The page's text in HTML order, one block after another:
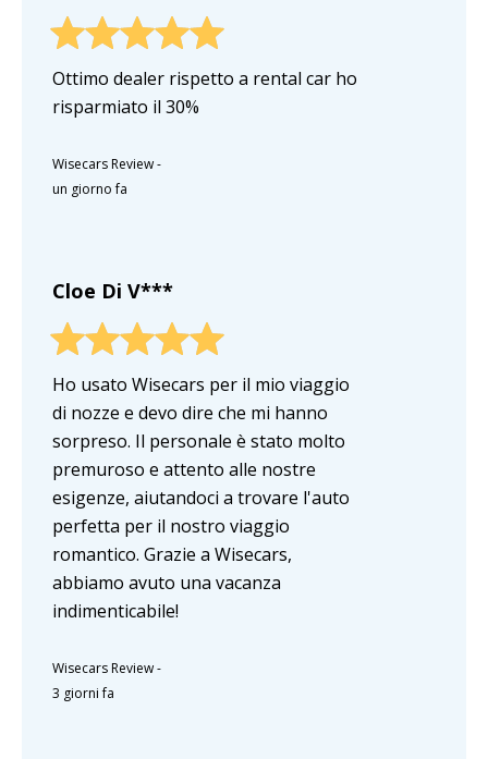
Ottimo dealer rispetto a rental car ho
risparmiato il 30%
Wisecars Review-
un giorno fa
Cloe Di V***
Ho usato Wisecars per il mio viaggio
di nozze e devo dire che mi hanno
sorpreso. Il personale è stato molto
premuroso e attento alle nostre
esigenze, aiutandoci a trovare l'auto
perfetta per il nostro viaggio
romantico. Grazie a Wisecars,
abbiamo avuto una vacanza
indimenticabile!
Wisecars Review-
3 giorni fa